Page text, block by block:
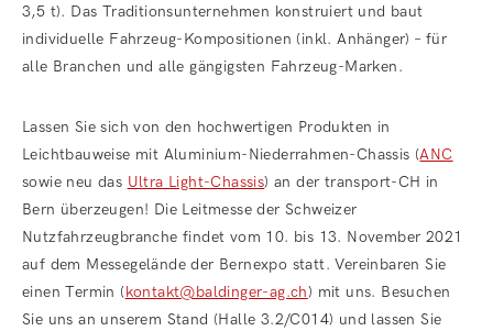
3,5 t). Das Traditionsunternehmen konstruiert und baut
individuelle Fahrzeug-Kompositionen (inkl. Anhänger) – für
alle Branchen und alle gängigsten Fahrzeug-Marken.
Lassen Sie sich von den hochwertigen Produkten in
Leichtbauweise mit Aluminium-Niederrahmen-Chassis (ANC
sowie neu das Ultra Light-Chassis) an der transport-CH in
Bern überzeugen! Die Leitmesse der Schweizer
Nutzfahrzeugbranche findet vom 10. bis 13. November 2021
auf dem Messegelände der Bernexpo statt. Vereinbaren Sie
einen Termin (kontakt@baldinger-ag.ch) mit uns. Besuchen
Sie uns an unserem Stand (Halle 3.2/C014) und lassen Sie